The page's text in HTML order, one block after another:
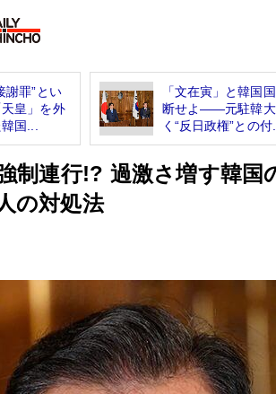
謝罪”とい
皇」を外
国...
「文在寅」と韓国
断せよ――元駐韓大
く“反日政権”との付...
制連行!? 過激さ増す韓国
の対処法